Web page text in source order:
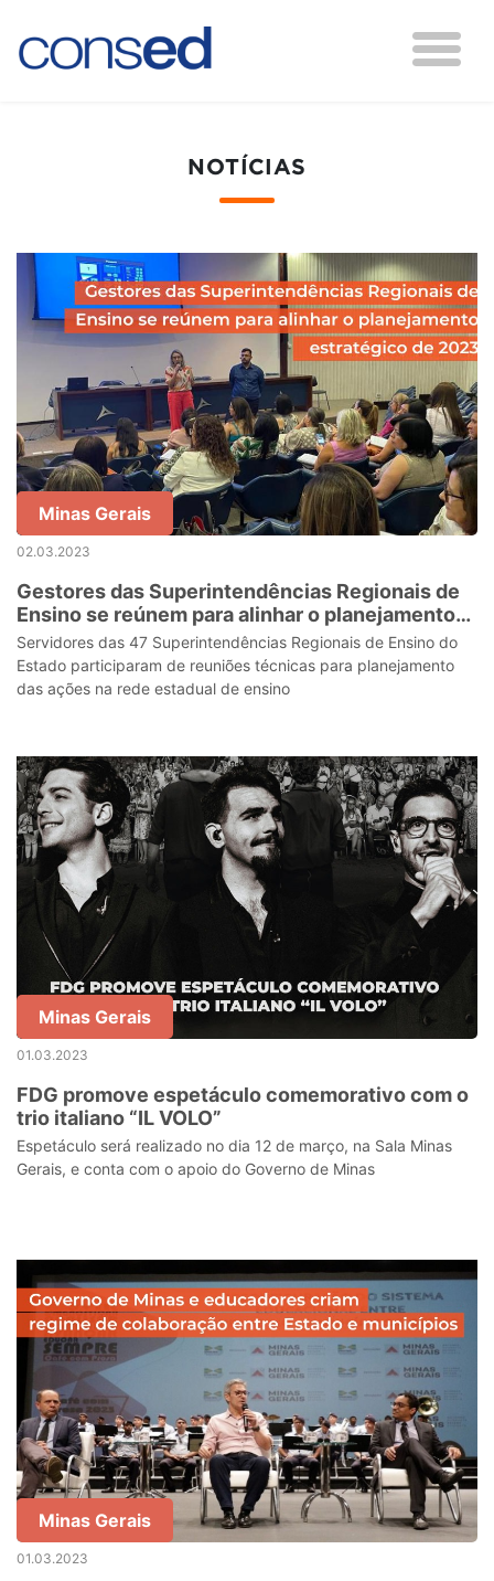
NOTÍCIAS
Minas Gerais
02.03.2023
Gestores das Superintendências Regionais de
Ensino se reúnem para alinhar o planejamento
estratégico de 2023
Servidores das 47 Superintendências Regionais de Ensino do
Estado participaram de reuniões técnicas para planejamento
das ações na rede estadual de ensino
Minas Gerais
01.03.2023
FDG promove espetáculo comemorativo com o
trio italiano “IL VOLO”
Espetáculo será realizado no dia 12 de março, na Sala Minas
Gerais, e conta com o apoio do Governo de Minas
Minas Gerais
01.03.2023